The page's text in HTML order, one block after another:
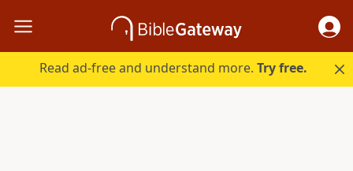
Read ad-free and understand more.Try free.